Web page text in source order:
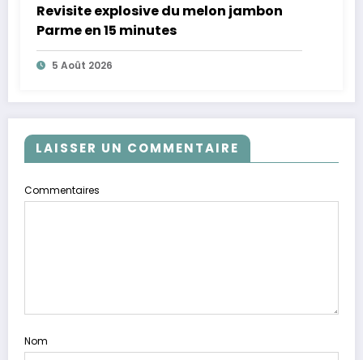
Revisite explosive du melon jambon
Parme en 15 minutes
5 Août 2026
LAISSER UN COMMENTAIRE
Commentaires
Nom